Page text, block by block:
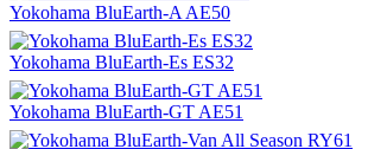
Yokohama BluEarth-A AE50
Yokohama BluEarth-Es ES32
Yokohama BluEarth-GT AE51